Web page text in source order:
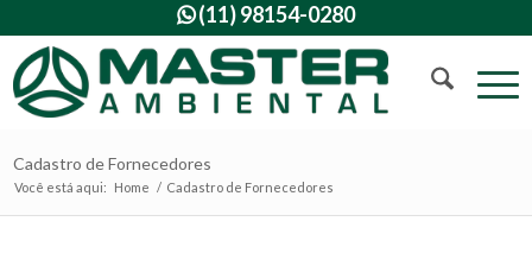
(11) 98154-0280
Cadastro de Fornecedores
Você está aqui: Home / Cadastro de Fornecedores